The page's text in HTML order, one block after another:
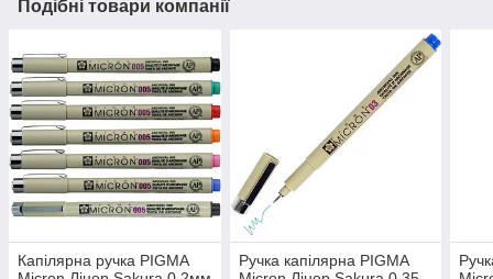
Подібні товари компанії
Капілярна ручка PIGMA
Ручка капілярна PIGMA